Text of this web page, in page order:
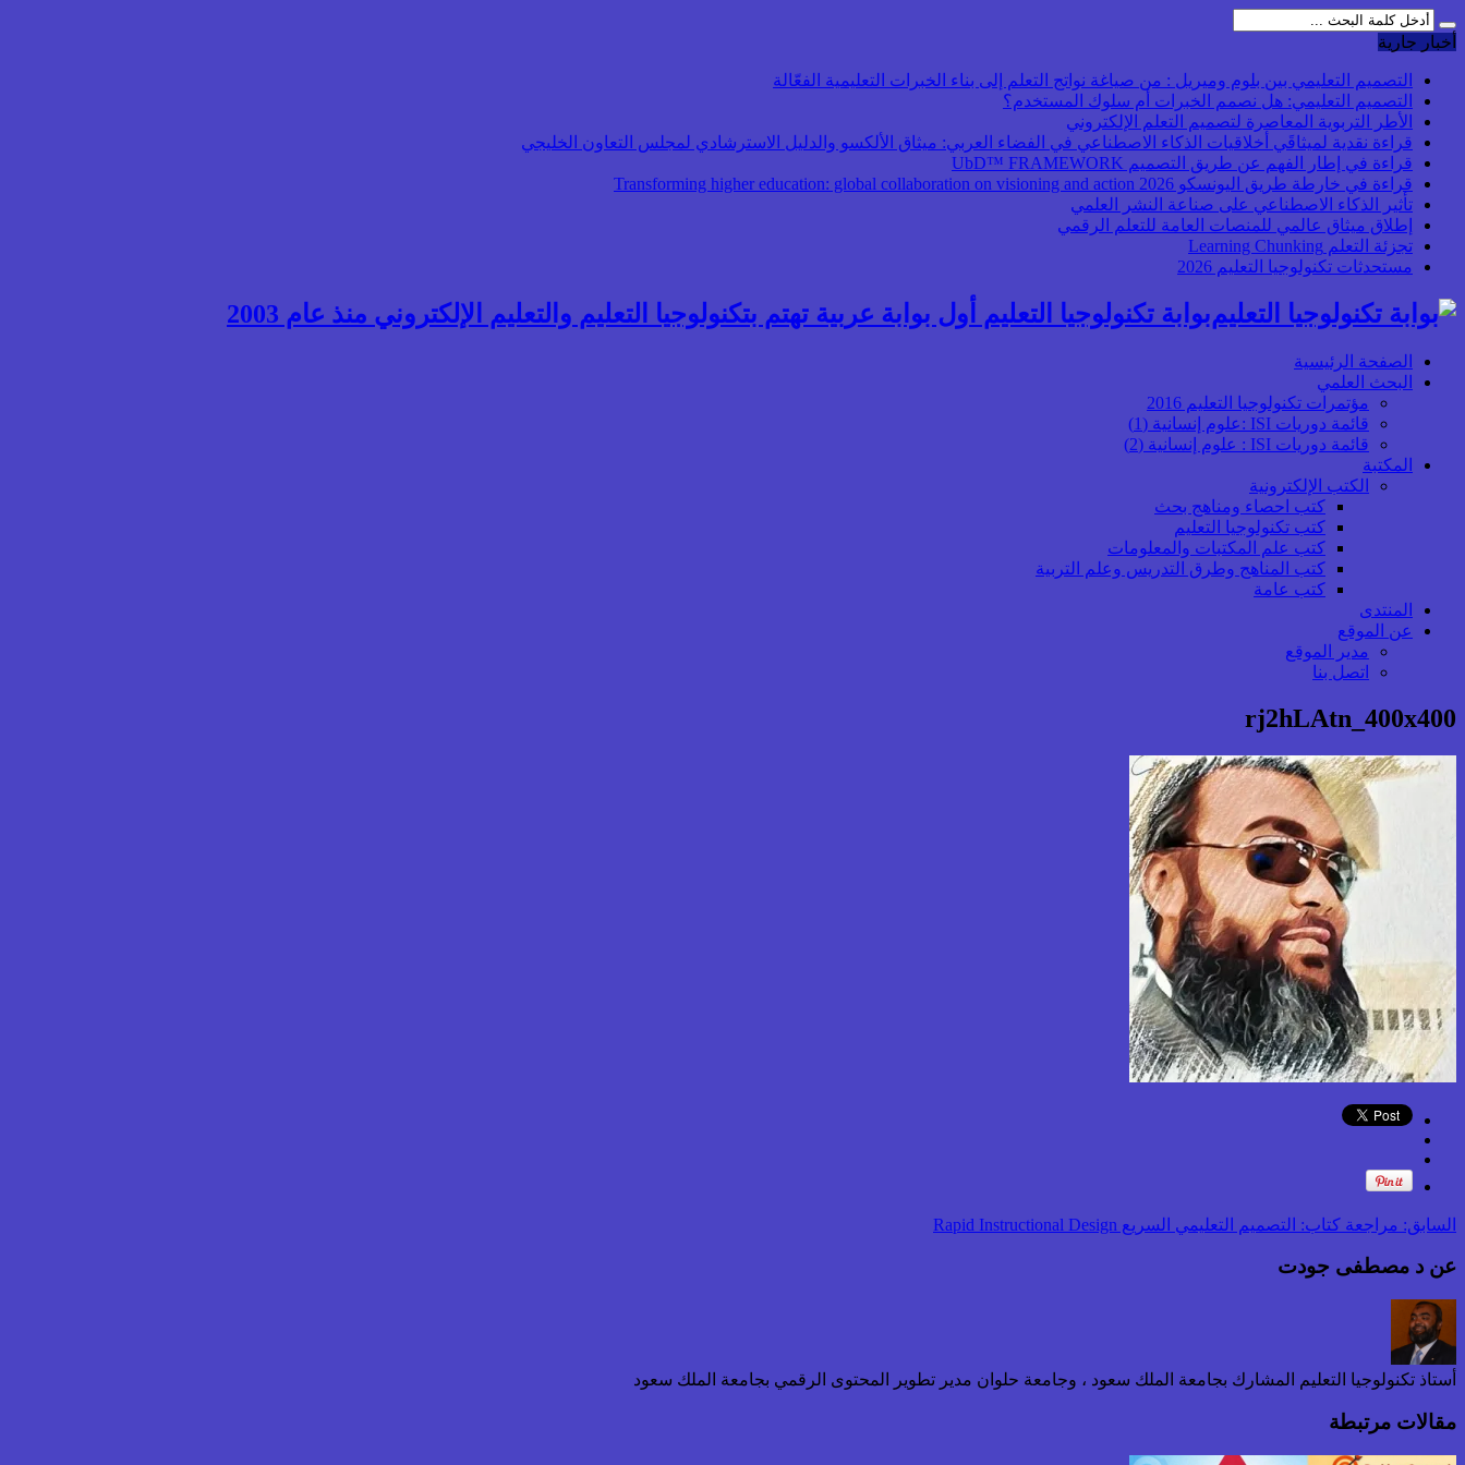
أخبار جارية
التصميم التعليمي بين بلوم وميريل : من صياغة نواتج التعلم إلى بناء الخبرات التعليمية الفعّالة
التصميم التعليمي: هل نصمم الخبرات أم سلوك المستخدم؟
الأطر التربوية المعاصرة لتصميم التعلم الإلكتروني
قراءة نقدية لميثاقَي أخلاقيات الذكاء الاصطناعي في الفضاء العربي: ميثاق الألكسو والدليل الاسترشادي لمجلس التعاون الخليجي
قراءة في إطار الفهم عن طريق التصميم UbD™ FRAMEWORK
قراءة في خارطة طريق اليونسكو 2026 Transforming higher education: global collaboration on visioning and action
تأثير الذكاء الاصطناعي على صناعة النشر العلمي
إطلاق ميثاق عالمي للمنصات العامة للتعلم الرقمي
تجزئة التعلم Learning Chunking
مستحدثات تكنولوجيا التعليم 2026
بوابة تكنولوجيا التعليم أول بوابة عربية تهتم بتكنولوجيا التعليم والتعليم الإلكتروني منذ عام 2003
الصفحة الرئيسية
البحث العلمي
مؤتمرات تكنولوجيا التعليم 2016
قائمة دوريات ISI :علوم إنسانية (1)
قائمة دوريات ISI : علوم إنسانية (2)
المكتبة
الكتب الإلكترونية
كتب احصاء ومناهج بحث
كتب تكنولوجيا التعليم
كتب علم المكتبات والمعلومات
كتب المناهج وطرق التدريس وعلم التربية
كتب عامة
المنتدى
عن الموقع
مدير الموقع
اتصل بنا
rj2hLAtn_400x400
السابق: مراجعة كتاب: التصميم التعليمي السريع Rapid Instructional Design
عن د مصطفى جودت
أستاذ تكنولوجيا التعليم المشارك بجامعة الملك سعود ، وجامعة حلوان مدير تطوير المحتوى الرقمي بجامعة الملك سعود
مقالات مرتبطة